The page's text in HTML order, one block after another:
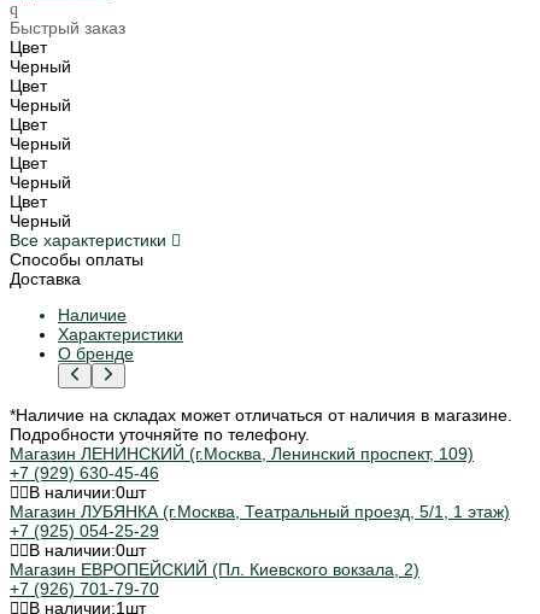
Быстрый заказ
Цвет
Черный
Цвет
Черный
Цвет
Черный
Цвет
Черный
Цвет
Черный
Все характеристики
Способы оплаты
Доставка
Наличие
Характеристики
О бренде
*Наличие на складах может отличаться от наличия в магазине.
Подробности уточняйте по телефону.
Магазин ЛЕНИНСКИЙ (г.Москва, Ленинский проспект, 109)
+7 (929) 630-45-46
В наличии:0шт
Магазин ЛУБЯНКА (г.Москва, Театральный проезд, 5/1, 1 этаж)
+7 (925) 054-25-29
В наличии:0шт
Магазин ЕВРОПЕЙСКИЙ (Пл. Киевского вокзала, 2)
+7 (926) 701-79-70
В наличии:1 шт